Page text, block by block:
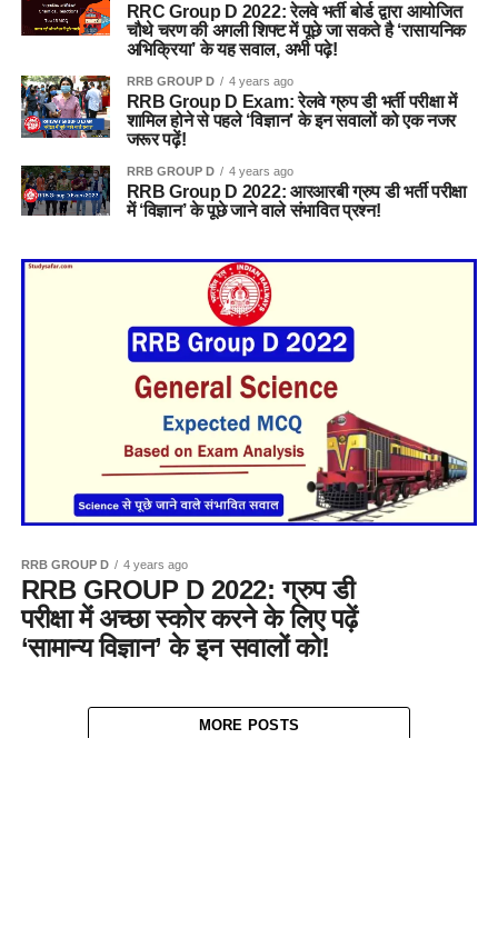
RRC Group D 2022: रेलवे भर्ती बोर्ड द्वारा आयोजित
चौथे चरण की अगली शिफ्ट में पूछे जा सकते है ‘रासायनिक
अभिक्रिया’ के यह सवाल, अभी पढ़े!
RRB GROUP D 4 years ago
RRB Group D Exam: रेलवे ग्रुप डी भर्ती परीक्षा में
शामिल होने से पहले ‘विज्ञान’ के इन सवालों को एक नजर
जरूर पढ़ें!
RRB GROUP D 4 years ago
RRB Group D 2022: आरआरबी ग्रुप डी भर्ती परीक्षा
में ‘विज्ञान’ के पूछे जाने वाले संभावित प्रश्न!
RRB GROUP D 4 years ago
RRB GROUP D 2022: ग्रुप डी
परीक्षा में अच्छा स्कोर करने के लिए पढ़ें
‘सामान्य विज्ञान’ के इन सवालों को!
MORE POSTS